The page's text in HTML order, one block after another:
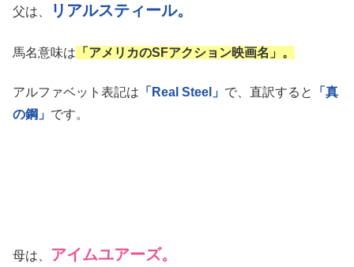
父は、 リアルスティール。
馬名意味は 「アメリカのSFアクション映画名」。
アルファベット表記は 「Real Steel」 で、直訳すると
「真
の鋼」 です。
母は、 アイムユアーズ。